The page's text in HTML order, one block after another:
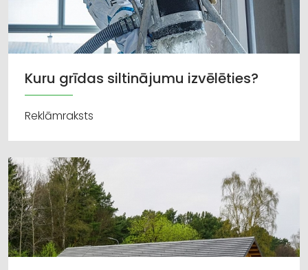
Kuru grīdas siltinājumu izvēlēties?
Reklāmraksts